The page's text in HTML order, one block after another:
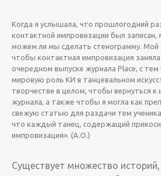
Когда я услышала, что прошлогодний
контактной импровизации был записан,
можем ли мы сделать стенограмму. Мой
чтобы контактная импровизация
очередном выпуске журнала Place, с
мировую роль КИ в танцевальном
творчестве в целом, чтобы вернуться к
журнала, а также чтобы я могла как
свежую статью для раздачи тем
что каждый танец, содержащий
импровизация». (A.O.)
Существует множество